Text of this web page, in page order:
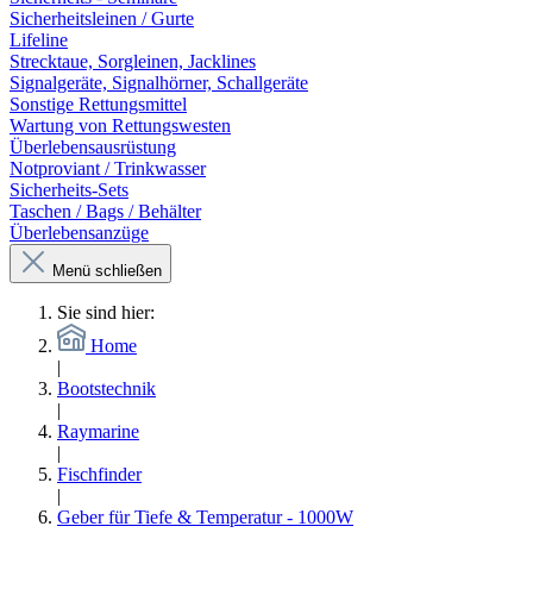
Sicherheitsleinen / Gurte
Lifeline
Strecktaue, Sorgleinen, Jacklines
Signalgeräte, Signalhörner, Schallgeräte
Sonstige Rettungsmittel
Wartung von Rettungswesten
Überlebensausrüstung
Notproviant / Trinkwasser
Sicherheits-Sets
Taschen / Bags / Behälter
Überlebensanzüge
Menü schließen
Sie sind hier:
Home
|
Bootstechnik
|
Raymarine
|
Fischfinder
|
Geber für Tiefe & Temperatur - 1000W